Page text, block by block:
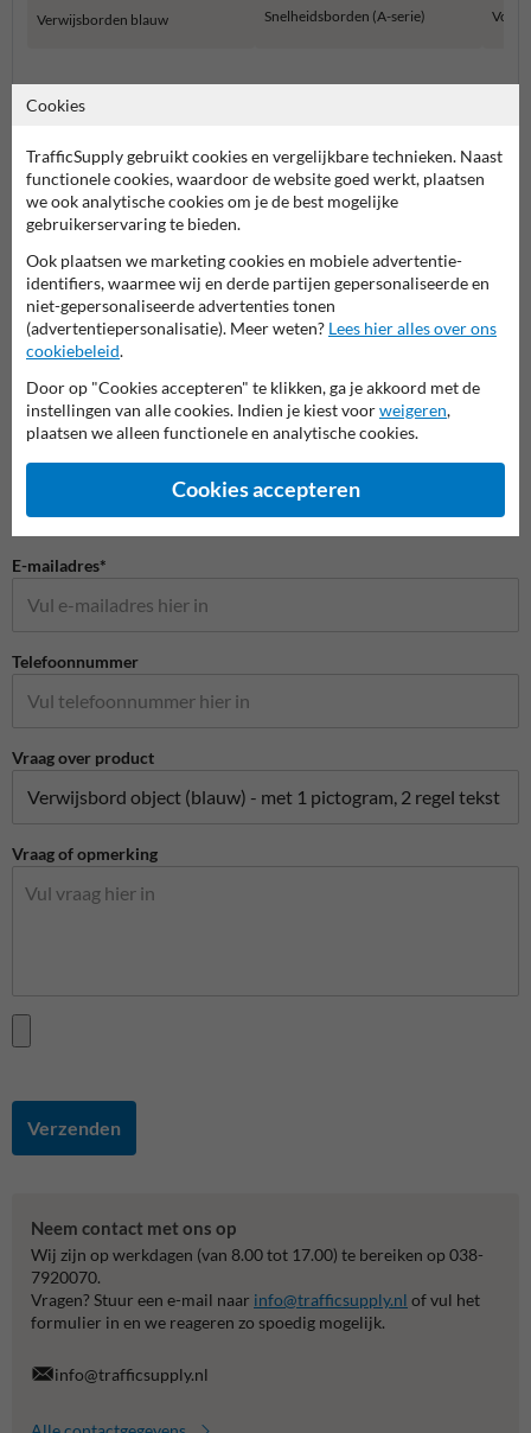
Verwijsborden blauw Snelheidsborden (A-serie)
Stel je vraag aan Scheepvaartbord.nl
Bedrijfsnaam
E-mailadres*
Telefoonnummer
Vraag over product
Vraag of opmerking
Verzenden
Neem contact met ons op
Wij zijn op werkdagen (van 8.00 tot 17.00) te bereiken op 038-
7920070.
Vragen? Stuur een e-mail naar info@trafficsupply.nl of vul het
formulier in en we reageren zo spoedig mogelijk.
info@trafficsupply.nl
Cookies
TrafficSupply gebruikt cookies en vergelijkbare technieken. Naast
functionele cookies, waardoor de website goed werkt, plaatsen
we ook analytische cookies om je de best mogelijke
gebruikerservaring te bieden.
Ook plaatsen we marketing cookies en mobiele advertentie-
identifiers, waarmee wij en derde partijen gepersonaliseerde en
niet-gepersonaliseerde advertenties tonen
(advertentiepersonalisatie). Meer weten? Lees hier alles over ons
cookiebeleid.
Door op "Cookies accepteren" te klikken, ga je akkoord met de
instellingen van alle cookies. Indien je kiest voorweigeren,
plaatsen we alleen functionele en analytische cookies.
Cookies accepteren